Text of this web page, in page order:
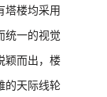
塔楼均采用
统一的视觉
颖而出，楼
的天际线轮